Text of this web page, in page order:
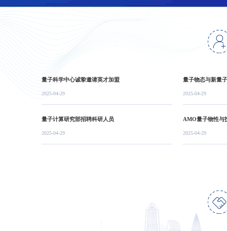
量子科学中心诚挚邀请英才加盟
2025-04-29
量子物态与新量
2025-04-29
量子计算研究部招聘科研人员
2025-04-29
AMO量子物性与
2025-04-29